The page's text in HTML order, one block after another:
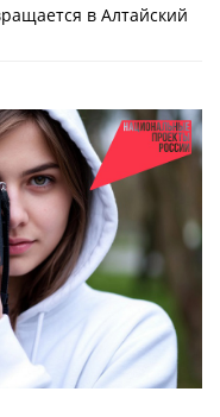
в Алтайский